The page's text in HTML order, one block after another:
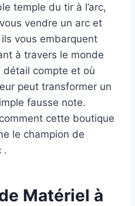
temple du tir à l’arc,
vendre un arc et
vous embarquent
à travers le monde
détail compte et où
peut transformer un
fausse note.
cette boutique
le champion de
.
Matériel à